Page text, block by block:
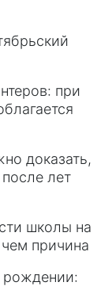
при
доказать,
лет
школы на
причина
рождении: